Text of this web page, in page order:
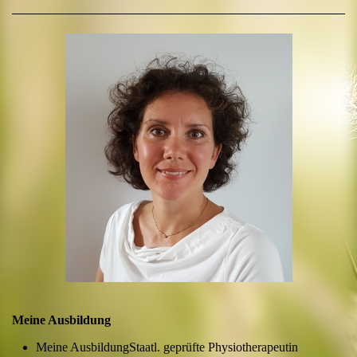
Meine Ausbildung
Meine AusbildungStaatl. geprüfte Physiotherapeutin